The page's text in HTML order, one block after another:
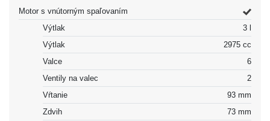
Motor s vnútorným spaľovaním
Výtlak
3 l
Výtlak
2975 cc
Valce
6
Ventily na valec
2
Vŕtanie
93 mm
Zdvih
73 mm